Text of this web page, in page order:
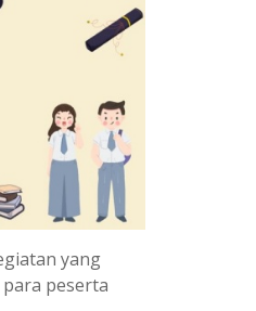
yang
peserta